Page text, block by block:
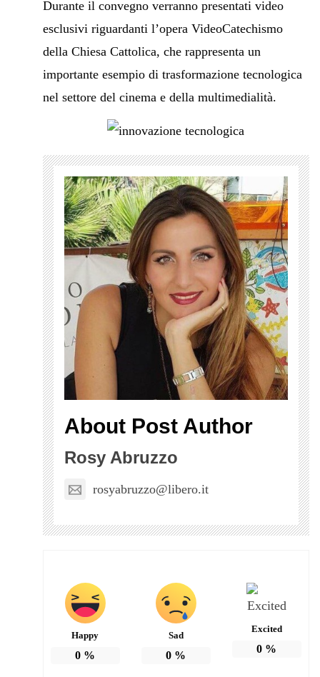
Durante il convegno verranno presentati video
esclusivi riguardanti l’opera VideoCatechismo
della Chiesa Cattolica, che rappresenta un
importante esempio di trasformazione tecnologica
nel settore del cinema e della multimedialità.
About Post Author
Rosy Abruzzo
rosyabruzzo@libero.it
Happy
0 %
Sad
0 %
Excited
0 %